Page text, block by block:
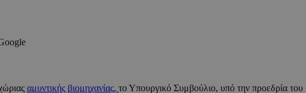
αμυντικής βιομηχανίας, το Υπουργικό Συμβούλιο, υπό την προεδρία